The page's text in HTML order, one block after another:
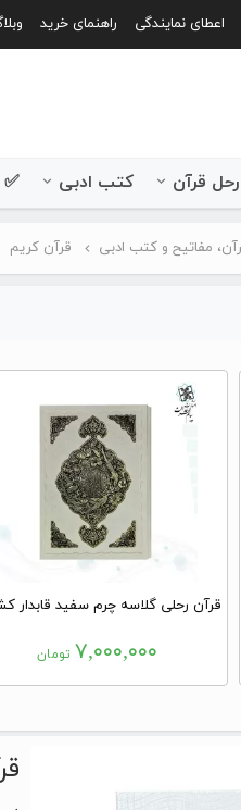
اعطای نمایندگی راهنمای خرید
رحل قرآن کتب ادبی
مفاتیح و کتب ادبی قرآن کریم
۷,۰۰۰,۰۰۰ تومان